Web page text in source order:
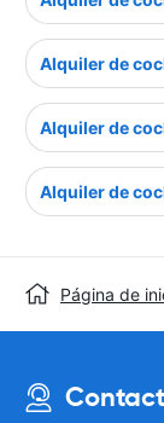
Alquiler de
Alquiler de
Alquiler de
Página de